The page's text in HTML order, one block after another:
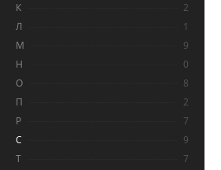
К
2
Л
1
М
9
Н
0
О
8
П
2
Р
7
С
9
Т
7